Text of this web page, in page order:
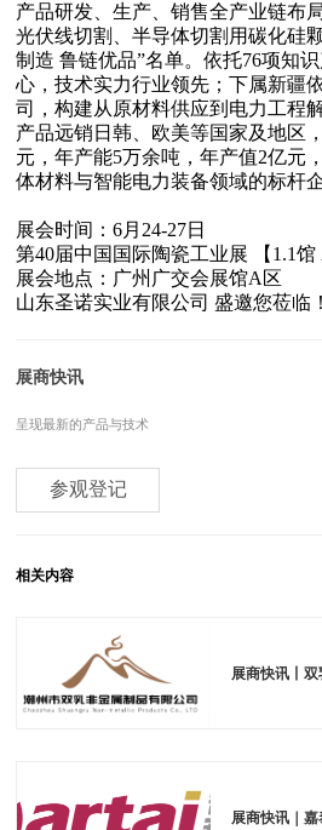
展商快讯
呈现最新的产品与技术
参观登记
相关内容
展商快讯丨
产品研发、生产、销售全产业链布
光伏线切割、半导体切割用碳化硅
制造 鲁链优品”名单。依托76项知
心，技术实力行业领先；下属新疆
司，构建从原材料供应到电力工程
产品远销日韩、欧美等国家及地区
元，年产能5万余吨，年产值2亿元
体材料与智能电力装备领域的标杆企
展会时间：6月24-27日
第40届中国国际陶瓷工业展 【1.1馆
展会地点：广州广交会展馆A区
山东圣诺实业有限公司 盛邀您莅临！